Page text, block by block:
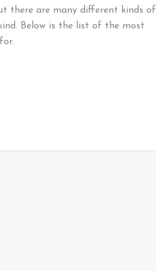
there are many different kinds of
Below is the list of the most